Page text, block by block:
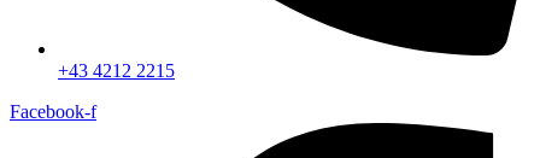
+43 4212 2215
Facebook-f